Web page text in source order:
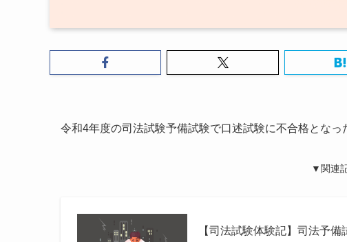
令和4年度の司法試験予備試験で口述試験に不合格となっ
▼関連
【司法試験体験記】司法予